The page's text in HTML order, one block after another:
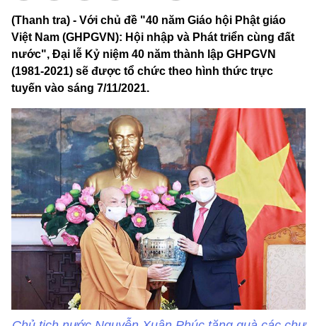
(Thanh tra) - Với chủ đề "40 năm Giáo hội Phật giáo
Việt Nam (GHPGVN): Hội nhập và Phát triển cùng đất
nước", Đại lễ Kỷ niệm 40 năm thành lập GHPGVN
(1981-2021) sẽ được tổ chức theo hình thức trực
tuyến vào sáng 7/11/2021.